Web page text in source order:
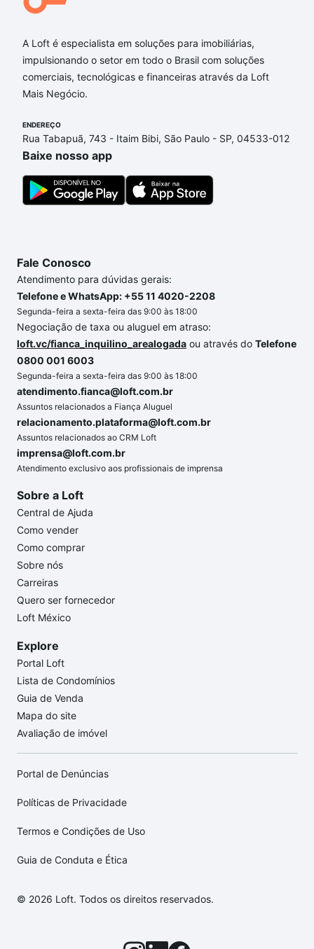
A Loft é especialista em soluções para imobiliárias,
impulsionando o setor em todo o Brasil com soluções
comerciais, tecnológicas e financeiras através da Loft
Mais Negócio.
ENDEREÇO
Rua Tabapuã, 743 - Itaim Bibi, São Paulo - SP, 04533-012
Baixe nosso app
Fale Conosco
Atendimento para dúvidas gerais:
Telefone e WhatsApp: +55 11 4020-2208
Segunda-feira a sexta-feira das 9:00 às 18:00
Negociação de taxa ou aluguel em atraso:
loft.vc/fianca_inquilino_arealogada ou através do Telefone
0800 001 6003
Segunda-feira a sexta-feira das 9:00 às 18:00
atendimento.fianca@loft.com.br
Assuntos relacionados a Fiança Aluguel
relacionamento.plataforma@loft.com.br
Assuntos relacionados ao CRM Loft
imprensa@loft.com.br
Atendimento exclusivo aos profissionais de imprensa
Sobre a Loft
Central de Ajuda
Como vender
Como comprar
Sobre nós
Carreiras
Quero ser fornecedor
Loft México
Explore
Portal Loft
Lista de Condomínios
Guia de Venda
Mapa do site
Avaliação de imóvel
Portal de Denúncias
Políticas de Privacidade
Termos e Condições de Uso
Guia de Conduta e Ética
© 2026 Loft. Todos os direitos reservados.